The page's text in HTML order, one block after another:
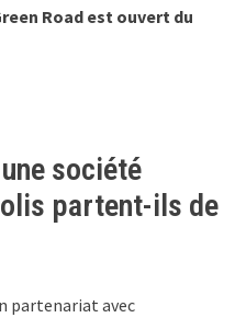
Road est ouvert du
société
partent-ils de
partenariat avec